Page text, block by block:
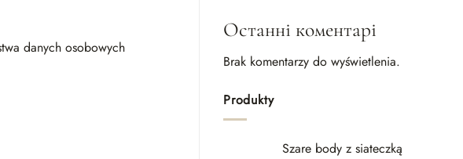
danych osobowych
Останні коментарі
Brak komentarzy do wyświetlenia.
Produkty
Szare body z siateczką